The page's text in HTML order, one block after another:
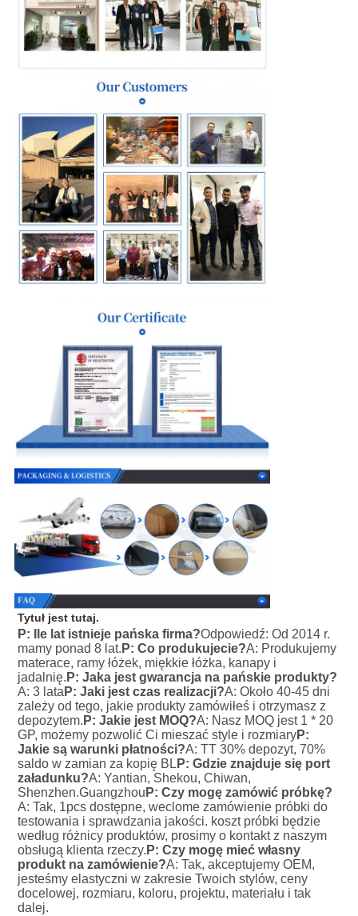
Tytuł jest tutaj.
P: Ile lat istnieje pańska firma?Odpowiedź: Od 2014 r.
mamy ponad 8 lat. P: Co produkujecie?A: Produkujemy
materace, ramy łóżek, miękkie łóżka, kanapy i
jadalnię. P: Jaka jest gwarancja na pańskie produkty?
A: 3 lata P: Jaki jest czas realizacji?A: Około 40-45 dni
zależy od tego, jakie produkty zamówiłeś i otrzymasz z
depozytem. P: Jakie jest MOQ?A: Nasz MOQ jest 1 * 20
GP, możemy pozwolić Ci mieszać style i rozmiaryP:
Jakie są warunki płatności?A: TT 30% depozyt, 70%
saldo w zamian za kopię BL P: Gdzie znajduje się port
załadunku?A: Yantian, Shekou, Chiwan,
Shenzhen.Guangzhou P: Czy mogę zamówić próbkę?
A: Tak, 1pcs dostępne, weclome zamówienie próbki do
testowania i sprawdzania jakości. koszt próbki będzie
według różnicy produktów, prosimy o kontakt z naszym
obsługą klienta rzeczy. P: Czy mogę mieć własny
produkt na zamówienie?A: Tak, akceptujemy OEM,
jesteśmy elastyczni w zakresie Twoich stylów, ceny
docelowej, rozmiaru, koloru, projektu, materiału i tak
dalej.